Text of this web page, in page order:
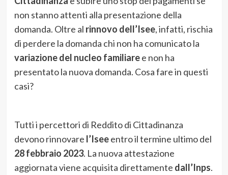
non stanno attenti alla presentazione della
domanda. Oltre al rinnovo dell’Isee, infatti, rischia
di perdere la domanda chi non ha comunicato la
variazione del nucleo familiaree non ha
presentato la nuova domanda. Cosa fare in questi
casi?
Tutti i percettori di Reddito di Cittadinanza
devono rinnovare l’Iseeentro il termine ultimo del
28 febbraio 2023. La nuova attestazione
aggiornata viene acquisita direttamente dall’Inps.